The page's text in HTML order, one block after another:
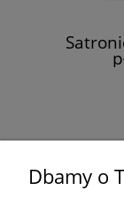
Dbamy o